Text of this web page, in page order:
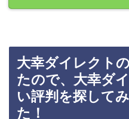
大幸ダイレクト
たので、大幸ダ
い評判を探して
た！